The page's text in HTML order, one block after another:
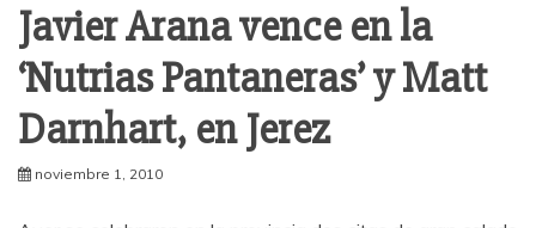
Javier Arana vence en la
‘Nutrias Pantaneras’ y Matt
Darnhart, en Jerez
noviembre 1, 2010